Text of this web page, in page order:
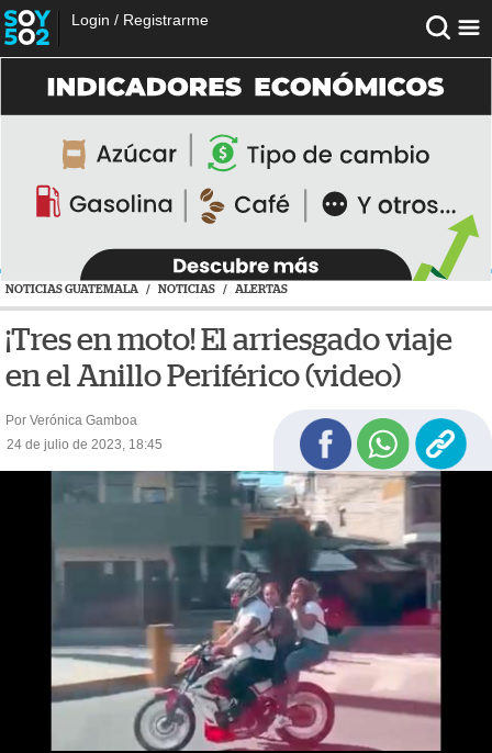
Login / Registrarme
NOTICIAS GUATEMALA / NOTICIAS / ALERTAS
¡Tres en moto! El arriesgado viaje
en el Anillo Periférico (video)
Por Verónica Gamboa
24 de julio de 2023, 18:45